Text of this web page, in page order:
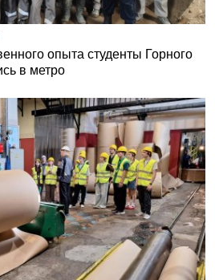
опыта студенты Горного
в метро